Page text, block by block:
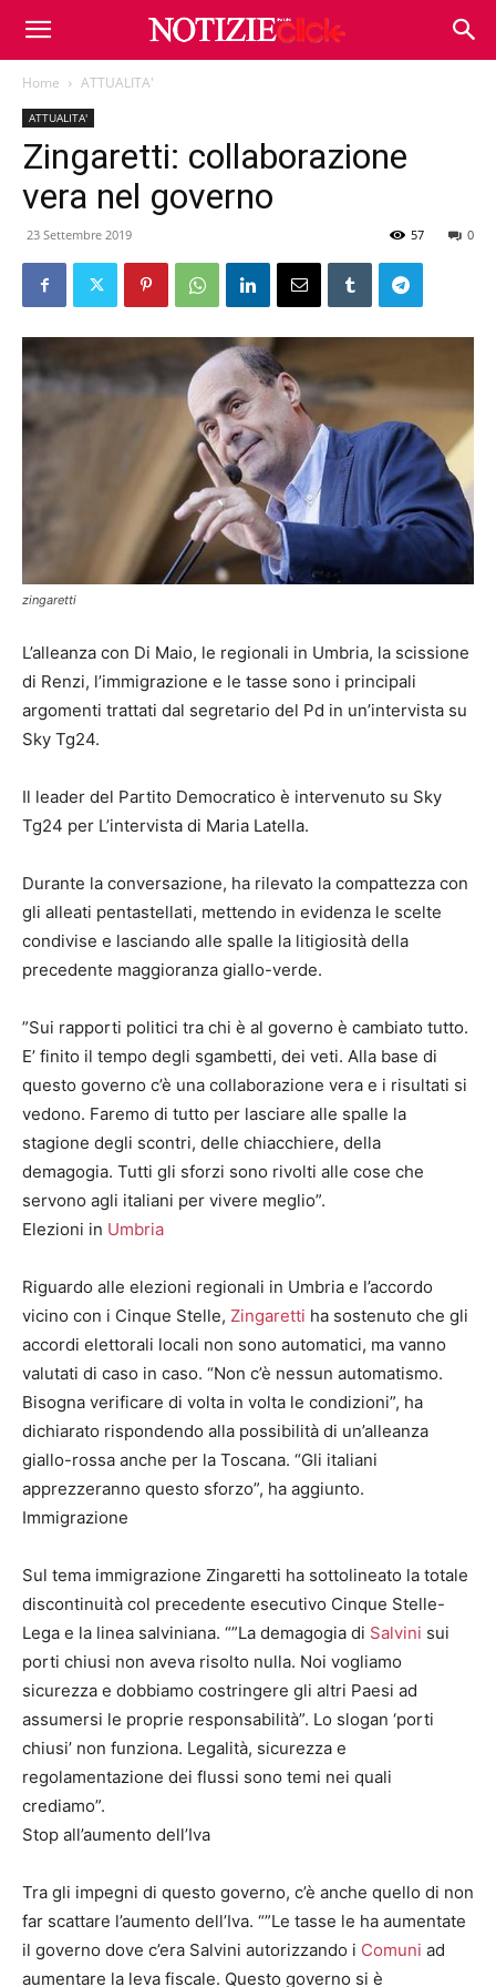
Home ATTUALITA'
ATTUALITA'
Zingaretti: collaborazione
vera nel governo
23 Settembre 2019 0
57
zingaretti
L’alleanza con Di Maio, le regionali in Umbria, la scissione
di Renzi, l’immigrazione e le tasse sono i principali
argomenti trattati dal segretario del Pd in un’intervista su
Sky Tg24.
Il leader del Partito Democratico è intervenuto su Sky
Tg24 per L’intervista di Maria Latella.
Durante la conversazione, ha rilevato la compattezza con
gli alleati pentastellati, mettendo in evidenza le scelte
condivise e lasciando alle spalle la litigiosità della
precedente maggioranza giallo-verde.
​”Sui rapporti politici tra chi è al governo è cambiato tutto.
E’ finito il tempo degli sgambetti, dei veti. Alla base di
questo governo c’è una collaborazione vera e i risultati si
vedono. Faremo di tutto per lasciare alle spalle la
stagione degli scontri, delle chiacchiere, della
demagogia. Tutti gli sforzi sono rivolti alle cose che
servono agli italiani per vivere meglio”.
Elezioni in Umbria
Riguardo alle elezioni regionali in Umbria e l’accordo
vicino con i Cinque Stelle, Zingaretti ha sostenuto che gli
accordi elettorali locali non sono automatici, ma vanno
valutati di caso in caso. “Non c’è nessun automatismo.
Bisogna verificare di volta in volta le condizioni”, ha
dichiarato rispondendo alla possibilità di un’alleanza
giallo-rossa anche per la Toscana. “Gli italiani
apprezzeranno questo sforzo”, ha aggiunto.
Immigrazione
Sul tema immigrazione Zingaretti ha sottolineato la totale
discontinuità col precedente esecutivo Cinque Stelle-
Lega e la linea salviniana. “”La demagogia di Salvini sui
porti chiusi non aveva risolto nulla. Noi vogliamo
sicurezza e dobbiamo costringere gli altri Paesi ad
assumersi le proprie responsabilità”. Lo slogan ‘porti
chiusi’ non funziona. Legalità, sicurezza e
regolamentazione dei flussi sono temi nei quali
crediamo”.
Stop all’aumento dell’Iva
Tra gli impegni di questo governo, c’è anche quello di non
far scattare l’aumento dell’Iva. “”Le tasse le ha aumentate
il governo dove c’era Salvini autorizzando i Comuni ad
aumentare la leva fiscale. Questo governo si è